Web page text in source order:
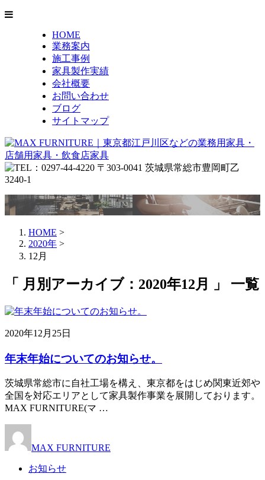
HOME
業務案内
施工事例
家具製作実績
会社概要
お問い合わせ
ブログ
サイトマップ
HOME >
2020年 >
12月
「 月別アーカイブ：2020年12月 」 一覧
2020年12月25日
年末年始についてのお知らせ。
茨城県常総市に自社工場を構え、東京都をはじめ関東近郊や
全国を対応エリアとして家具製作事業を展開しております。
MAX FURNITURE(マ …
MAX FURNITURE
お知らせ